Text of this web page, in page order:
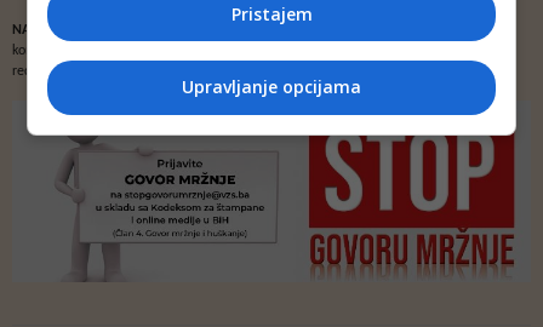
NAPOMENA
komentar bez najave i objašnjenja. Mišljenja iznešena u komentarima nisu stavovi
redakcije web portala Depo.ba!
Pristajem
Upravljanje opcijama